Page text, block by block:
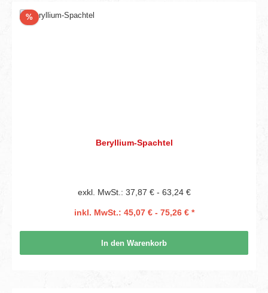
%Rabatt
Beryllium-Spachtel
exkl. MwSt.: 37,87 € - 63,24 €
inkl. MwSt.: 45,07 € - 75,26 € *
In den Warenkorb